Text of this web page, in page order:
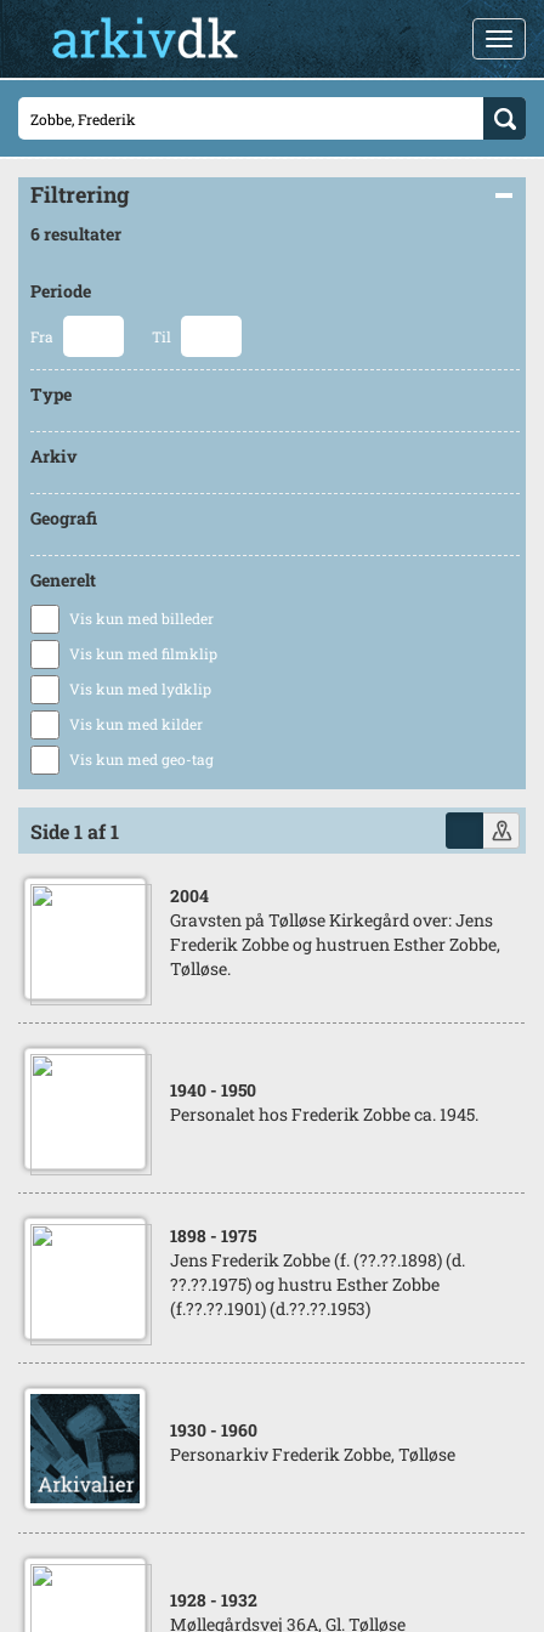
Filtrering
6 resultater
Periode
Fra Til
Type
Arkiv
Geografi
Generelt
Vis kun med billeder
Vis kun med filmklip
Vis kun med lydklip
Vis kun med kilder
Vis kun med geo-tag
Side 1 af 1
2004
Gravsten på Tølløse Kirkegård over: Jens
Frederik Zobbe og hustruen Esther Zobbe,
Tølløse.
1940 - 1950
Personalet hos Frederik Zobbe ca. 1945.
1898 - 1975
Jens Frederik Zobbe (f. (??.??.1898) (d.
??.??.1975) og hustru Esther Zobbe
(f.??.??.1901) (d.??.??.1953)
1930 - 1960
Personarkiv Frederik Zobbe, Tølløse
1928 - 1932
Møllegårdsvej 36A, Gl. Tølløse